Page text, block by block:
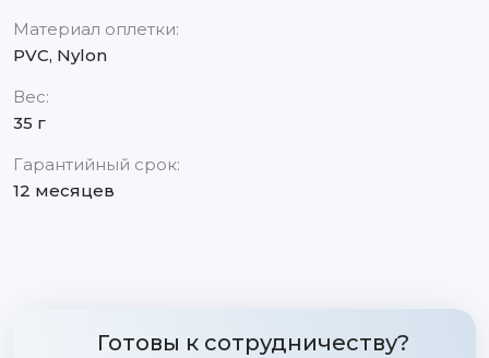
Материал оплетки:
PVC, Nylon
Вес:
35 г
Гарантийный срок:
12 месяцев
Готовы к сотрудничеству?